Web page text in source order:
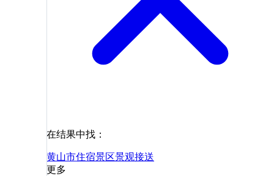
在结果中找：
黄山市住宿景区景观接送
更多